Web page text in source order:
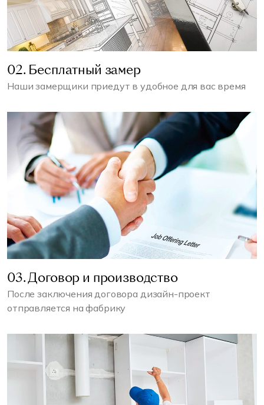
02. Бесплатный замер
Наши замерщики приедут в удобное для вас время
03. Договор и производство
После заключения договора дизайн-проект
отправляется на фабрику